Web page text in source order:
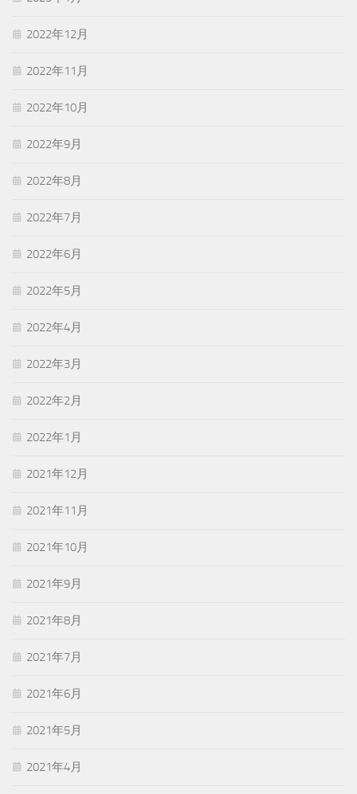
2022年12月
2022年11月
2022年10月
2022年9月
2022年8月
2022年7月
2022年6月
2022年5月
2022年4月
2022年3月
2022年2月
2022年1月
2021年12月
2021年11月
2021年10月
2021年9月
2021年8月
2021年7月
2021年6月
2021年5月
2021年4月